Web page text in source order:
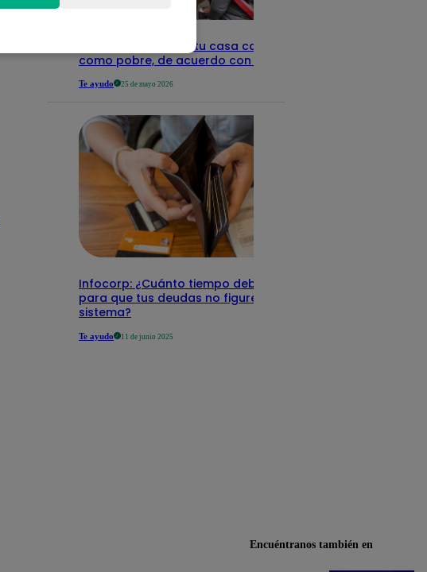
Revisa con tu DNI si tu casa califica
como pobre, de acuerdo con el Sisfoh
Te ayudo 25 de mayo 2026
Infocorp: ¿Cuánto tiempo debe pasar
para que tus deudas no figuren en su
sistema?
Te ayudo 11 de junio 2025
Encuéntranos también en